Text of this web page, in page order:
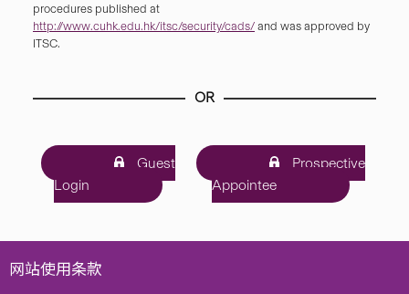
procedures published at
http://www.cuhk.edu.hk/itsc/security/cads/ and was approved by
ITSC.
OR
Guest
Login
Prospective
Appointee
网站使用条款